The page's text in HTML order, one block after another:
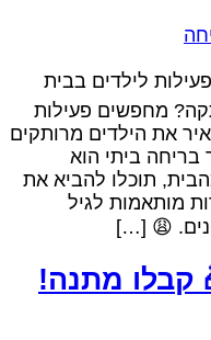
לילדים בבית
מחפשים פעילות
את הילדים מרותקים
ביתי הוא
תוכלו להביא את
מותאמות לגיל
😩 […]
קבלו מתנה!